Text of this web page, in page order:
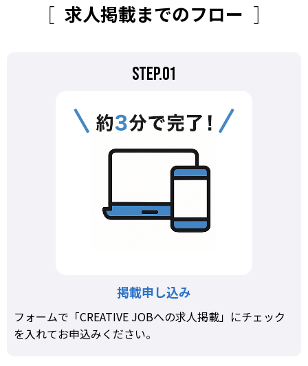
求人掲載までのフロー
STEP.01
掲載申し込み
フォームで「CREATIVE JOBへの求人掲載」にチェック
を入れてお申込みください。